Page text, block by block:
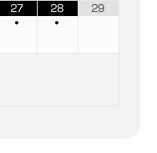
27
•
28
•
29